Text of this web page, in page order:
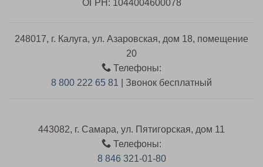
ОГРН: 1044004600078
248017, г. Калуга, ул. Азаровская, дом 18, помещение
20
Телефоны:
8 800 222 65 81 | Звонок бесплатный
443082, г. Самара, ул. Пятигорская, дом 11
Телефоны:
8 846 321-01-80